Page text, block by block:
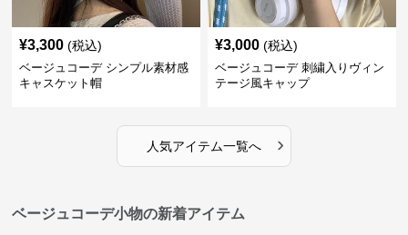
¥3,300 (税込)
ベージュコーデ シンプル素材感
キャスケット帽
¥3,000 (税込)
ベージュコーデ 刺繍入りヴィン
テージ風キャップ
人気アイテム一覧へ ›
ベージュコーデ小物の新着アイテム